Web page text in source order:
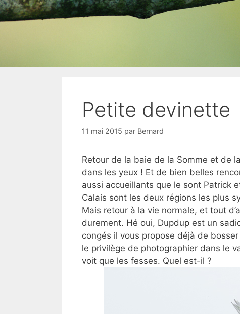
Petite devinette
11 mai 2015 par Bernard
Retour de la baie de la Somme et de
dans les yeux ! Et de bien belles
aussi accueillants que le sont Patrick
Calais sont les deux régions les plus
Mais retour à la vie normale, et tout
durement. Hé oui, Dupdup est un
congés il vous propose déjà de
le privilège de photographier dans le
voit que les fesses. Quel est-il ?